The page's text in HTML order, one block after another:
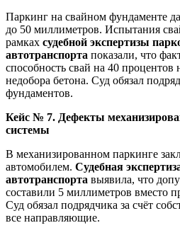
Паркинг на свайном фундаменте
до 50 миллиметров. Испытания
рамках судебной экспертизы
автотранспорта показали, что
способность свай на 40 процентов
недобора бетона. Суд обязал
фундаментов.
Кейс № 7. Дефекты
системы
В механизированном паркинге
автомобилем. Судебная
автотранспорта выявила, что
составили 5 миллиметров вместо
Суд обязал подрядчика за счёт
все направляющие.